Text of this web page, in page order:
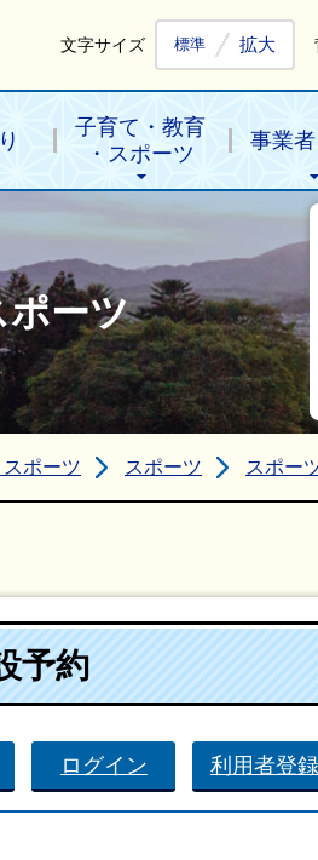
文字サイズ 標準 拡大
子育て・教育
・スポーツ
事業
ポーツ
ポーツ スポーツ スポー
予約
ログイン 利用者登録